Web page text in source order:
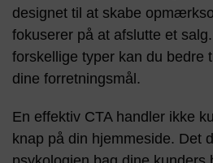
designet til at skabe
fokuserer på at afslutte et
forskellige typer kan du bedre
dine forretningsmål.
En effektiv CTA handler ikke
knap på din hjemmeside. Det